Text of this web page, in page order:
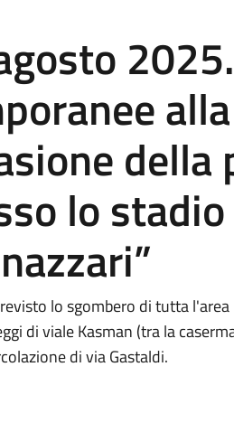
lo
lo sgombero di tutta
di viale Kasman (tra la
di via Gastaldi.